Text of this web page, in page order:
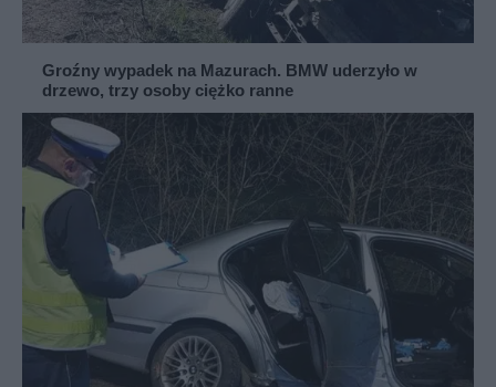
Groźny wypadek na Mazurach. BMW uderzyło w
drzewo, trzy osoby ciężko ranne